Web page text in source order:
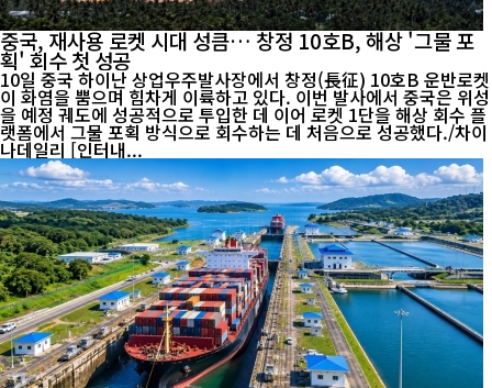
중국, 재사용 로켓 시대 성큼… 창정 10호B, 해상 '그물 포
획' 회수 첫 성공
10일 중국 하이난 상업우주발사장에서 창정(長征) 10호B 운반로켓
이 화염을 뿜으며 힘차게 이륙하고 있다. 이번 발사에서 중국은 위성
을 예정 궤도에 성공적으로 투입한 데 이어 로켓 1단을 해상 회수 플
랫폼에서 그물 포획 방식으로 회수하는 데 처음으로 성공했다./차이
나데일리 [인터내...